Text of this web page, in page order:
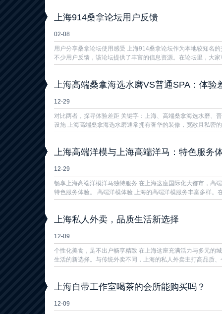
上海914桑拿论坛用户反馈
02-08
用户分享桑拿论坛使用感受 上海914桑拿论坛作为本地较知名
不少用户反馈，该论坛提供了丰富的信息资源。在论坛里，大
上海高端桑拿海选水磨VS普通SPA：体验
12-29
对比两者，探寻体验差距 关键字：上海、高端桑拿海选水磨、
设施 上海高端桑拿海选水磨通常拥有奢华的装修，宽敞且私密
上海高端洋模与上海高端洋马：特色服务
12-29
畅享上海高端洋模洋马独特服务 在上海这座国际化大都市，高
特色服务体验。 高端洋模体验 上海的高端洋模服务丰富多样。
上海私人外卖，品质生活新选择
12-09
个性化美食，足不出户畅享精致 在上海这座充满活力与多元的
生活的新选择。与传统外卖不同，上海的私人外卖主打高品质
上海自带工作室喝茶的会所能购买吗？
12-09